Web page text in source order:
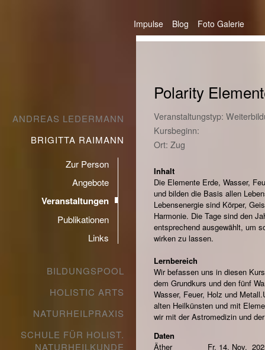
Impulse Blog Foto Galerie
ANDREAS LEDERMANN
BRIGITTA RAIMANN
Zur Person
Angebote
Veranstaltungen
Publikationen
Links
BILDUNGSPOOL
HOLISTIC ARTS
NATURHEILPRAXIS
SCHULE FÜR HOLIST.
NATURHEILKUNDE
Polarity
Veranstaltungstyp:
Kursbeginn:
Ort: Zug
Inhalt
Die Elemente Erde, Wasser,
und bilden die Basis allen
Lebensenergie sind Körper,
Harmonie. Die Tage sind den
entsprechend ausgewählt, um
wirken zu lassen.
Lernbereich
Wir befassen uns in diesen
dem Grundkurs und den fünf
Wasser, Feuer, Holz und
alten Heilkünsten und mit
wir mit der Astromedizin und
Daten
Äther Fr. 14. Nov. 2025